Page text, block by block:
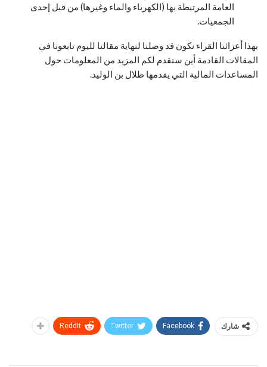
العامة المرتبطة بها (الكهرباء والماء وغيرها) من قبل إحدى
الجمعيات.
بهذا أعزائنا القراء نكون قد وصلنا لنهاية مقالنا لليوم تابعونا في
المقالات القادمة أين سنقدم لكم المزيد من المعلومات حول
المساعدات المالية التي يقدمها طلال بن الوليد.
شارك Facebook
Twitter
ReddIt